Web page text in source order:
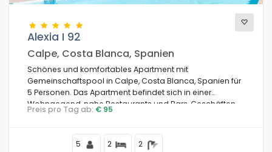
Alexia I 92
Calpe, Costa Blanca, Spanien
Schönes und komfortables Apartment mit
Gemeinschaftspool in Calpe, Costa Blanca, Spanien für
5 Personen. Das Apartment befindet sich in einer
Wohngegend, nahe Restaurants und Bars, Geschäften
und Supermärkten sowie 500 m vom Strand entfernt.
Preis pro Tag ab: € 95
5 2 2